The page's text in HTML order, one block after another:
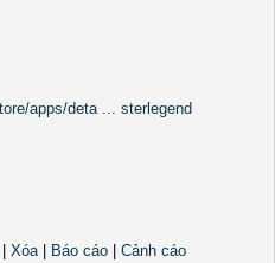
apps/deta ... sterlegend
Xóa Báo cáo
Cảnh cáo